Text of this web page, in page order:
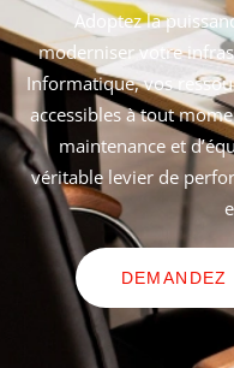
Adoptez la
moderniser votre
Informatique, vos
accessibles à tout
maintenance et
véritable levier de